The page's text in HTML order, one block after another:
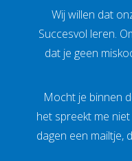
Wij willen dat
Succesvol leren.
dat je geen
Mocht je binnen
het spreekt me
dagen een mailtje,